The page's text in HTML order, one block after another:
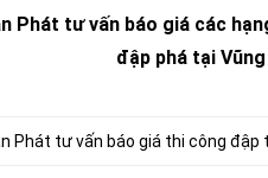
Phát tư vấn báo giá các
đập phá tại
Phát tư vấn báo giá thi công đập